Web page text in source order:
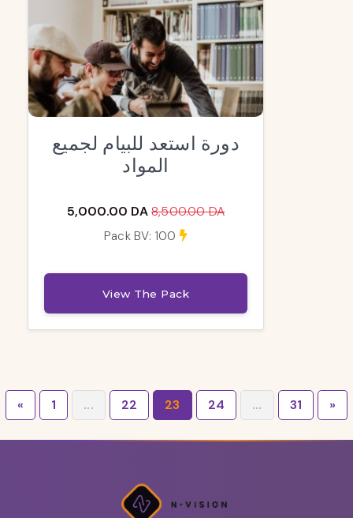
دورة استعد للبيام لجميع
المواد
5,000.00 DA 8,500.00 DA
Pack BV: 100
View The Pack
« 1 ... 22 23 24 ... 31 »